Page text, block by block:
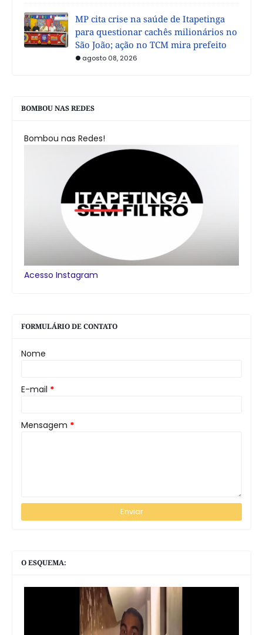
MP cita crise na saúde de Itapetinga
para questionar cachês milionários no
São João; ação no TCM mira prefeito
agosto 08, 2026
BOMBOU NAS REDES
Bombou nas Redes!
Acesso Instagram
FORMULÁRIO DE CONTATO
Nome
E-mail *
Mensagem *
O ESQUEMA: